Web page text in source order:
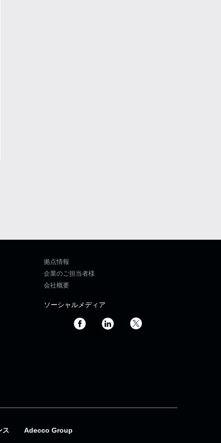
拠点情報
企業のご担当者様
会社概要
ソーシャルメディア
ス Adecco Group